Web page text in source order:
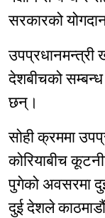
सरकारको
उपप्रधानमन्त्री
देशबीचको
छन्।
सोही क्रममा
कोरियाबीच
पुगेको अवसरमा
दुई देशले